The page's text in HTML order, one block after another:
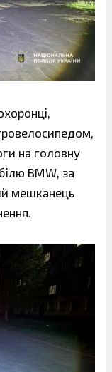
на головну
BMW, за
мешканець